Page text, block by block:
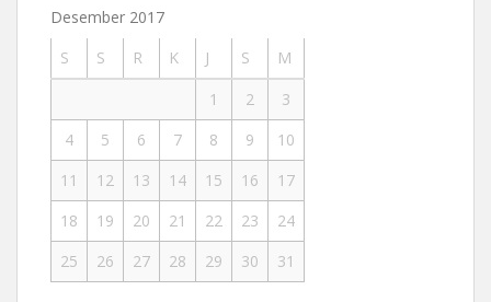
Desember 2017
S
S R K J S
M
1
2
3
4
5 6 7 8 9
10
11
12 13 14 15 16
17
18
19 20 21 22 23
24
25
26 27 28 29 30 31